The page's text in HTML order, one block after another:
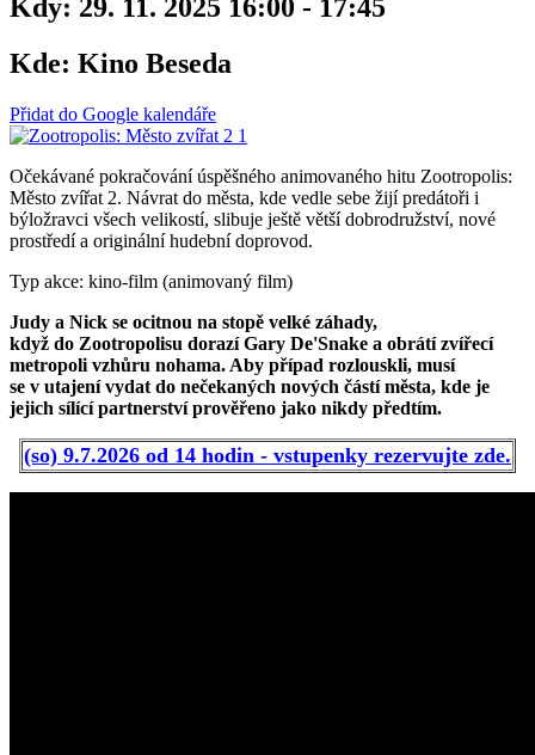
Kdy: 29. 11. 2025 16:00 - 17:45
Kde: Kino Beseda
Přidat do Google kalendáře
Očekávané pokračování úspěšného animovaného hitu Zootropolis:
Město zvířat 2. Návrat do města, kde vedle sebe žijí predátoři i
býložravci všech velikostí, slibuje ještě větší dobrodružství, nové
prostředí a originální hudební doprovod.
Typ akce: kino-film (animovaný film)
Judy a Nick se ocitnou na stopě velké záhady,
když do Zootropolisu dorazí Gary De'Snake a obrátí zvířecí
metropoli vzhůru nohama. Aby případ rozlouskli, musí
se v utajení vydat do nečekaných nových částí města, kde je
jejich sílící partnerství prověřeno jako nikdy předtím.
(so) 9.7.2026 od 14 hodin - vstupenky rezervujte zde.